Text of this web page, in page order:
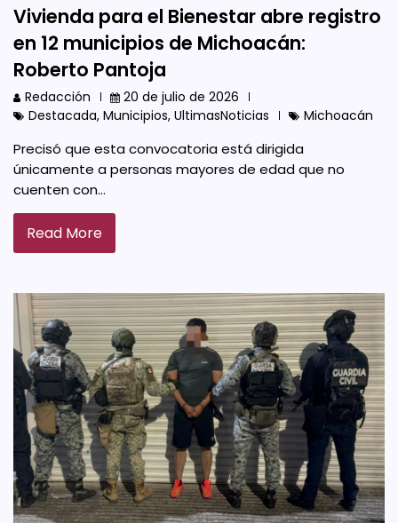
Vivienda para el Bienestar abre registro
en 12 municipios de Michoacán:
Roberto Pantoja
Redacción
20 de julio de 2026
Destacada, Municipios, UltimasNoticias Michoacán
Precisó que esta convocatoria está dirigida
únicamente a personas mayores de edad que no
cuenten con…
Read More